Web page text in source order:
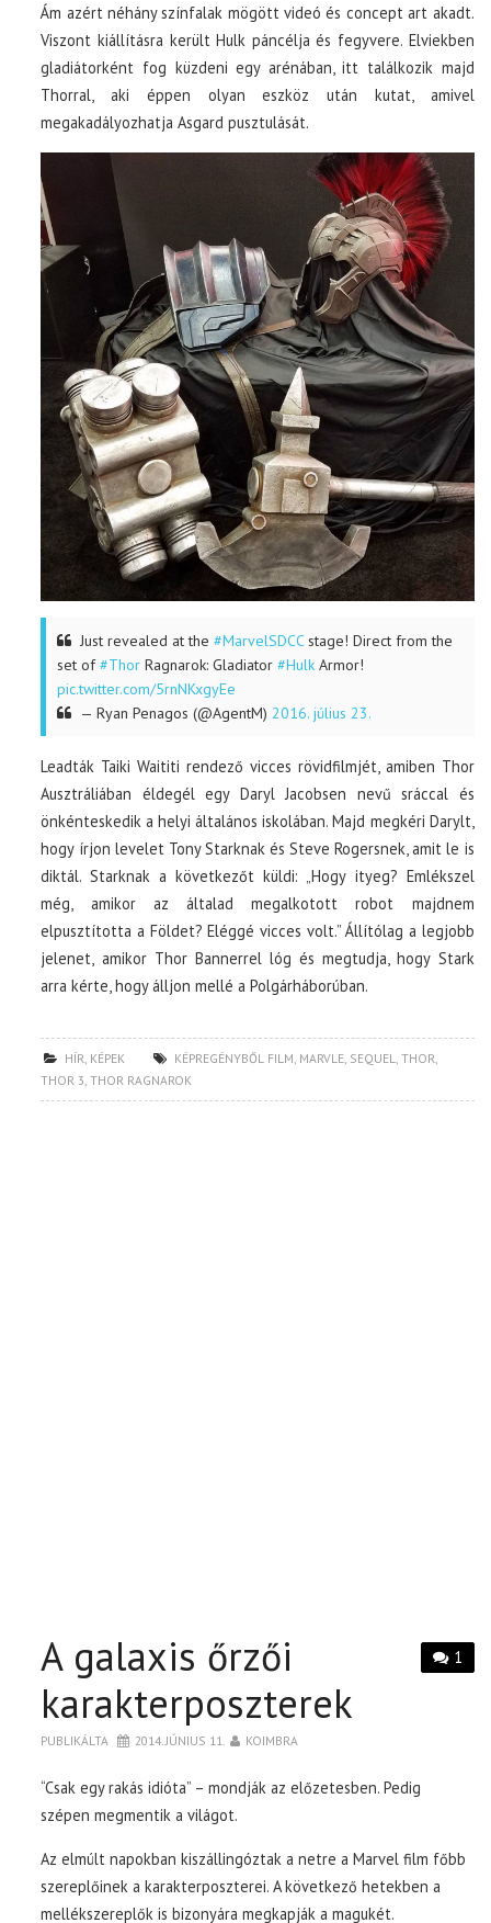
Ám azért néhány színfalak mögött videó és concept art akadt.
Viszont kiállításra került Hulk páncélja és fegyvere. Elviekben
gladiátorként fog küzdeni egy arénában, itt találkozik majd
Thorral, aki éppen olyan eszköz után kutat, amivel
megakadályozhatja Asgard pusztulását.
Just revealed at the#MarvelSDCCstage! Direct from the
set of#Thor Ragnarok: Gladiator#Hulk Armor!
pic.twitter.com/5rnNKxgyEe
— Ryan Penagos (@AgentM)2016. július 23.
Leadták Taiki Waititi rendező vicces rövidfilmjét, amiben Thor
Ausztráliában éldegél egy Daryl Jacobsen nevű sráccal és
önkénteskedik a helyi általános iskolában. Majd megkéri Darylt,
hogy írjon levelet Tony Starknak és Steve Rogersnek, amit le is
diktál. Starknak a következőt küldi: „Hogy ityeg? Emlékszel
még, amikor az általad megalkotott robot majdnem
elpusztította a Földet? Eléggé vicces volt.” Állítólag a legjobb
jelenet, amikor Thor Bannerrel lóg és megtudja, hogy Stark
arra kérte, hogy álljon mellé a Polgárháborúban.
HÍR KÉPEK KÉPREGÉNYBŐL FILM MARVLE SEQUEL ,THOR
THOR 3 ,THOR RAGNAROK
1
A galaxis őrzői
karakterposzterek
PUBLIKÁLTA 2014. JÚNIUS 11. KOIMBRA
“Csak egy rakás idióta” – mondják az előzetesben. Pedig
szépen megmentik a világot.
Az elmúlt napokban kiszállingóztak a netre a Marvel film főbb
szereplőinek a karakterposzterei. A következő hetekben a
mellékszereplők is bizonyára megkapják a magukét.